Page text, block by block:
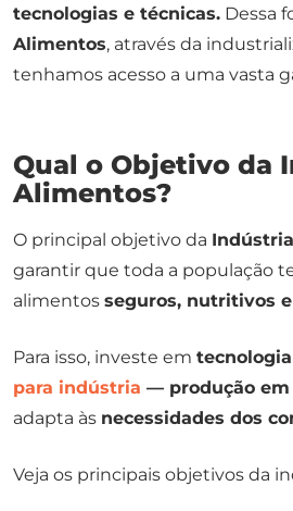
tecnologias e técnicas. Dessa
Alimentos, através da
tenhamos acesso a uma vasta
Qual o Objetivo da
Alimentos?
O principal objetivo da
garantir que toda a população
alimentos seguros, nutritivos
Para isso, investe em
para indústria — produção em
adapta às necessidades dos
Veja os principais objetivos da